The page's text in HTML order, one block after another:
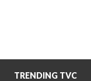
TRENDING TVC